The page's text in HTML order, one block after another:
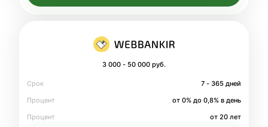
3 000 - 50 000 руб.
Срок
7 - 365 дней
Процент
от 0% до 0,8% в день
Процент
от 20 лет